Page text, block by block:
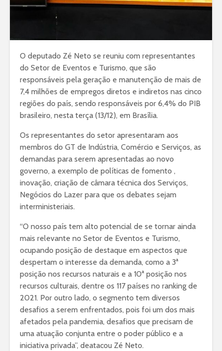
O deputado Zé Neto se reuniu com representantes
do Setor de Eventos e Turismo, que são
responsáveis pela geração e manutenção de mais de
7,4 milhões de empregos diretos e indiretos nas cinco
regiões do país, sendo responsáveis por 6,4% do PIB
brasileiro, nesta terça (13/12), em Brasília.
Os representantes do setor apresentaram aos
membros do GT de Indústria, Comércio e Serviços, as
demandas para serem apresentadas ao novo
governo, a exemplo de políticas de fomento ,
inovação, criação de câmara técnica dos Serviços,
Negócios do Lazer para que os debates sejam
interministeriais.
“O nosso país tem alto potencial de se tornar ainda
mais relevante no Setor de Eventos e Turismo,
ocupando posição de destaque em aspectos que
despertam o interesse da demanda, como a 3ª
posição nos recursos naturais e a 10ª posição nos
recursos culturais, dentre os 117 países no ranking de
2021. Por outro lado, o segmento tem diversos
desafios a serem enfrentados, pois foi um dos mais
afetados pela pandemia, desafios que precisam de
uma atuação conjunta entre o poder público e a
iniciativa privada”, deatacou Zé Neto.